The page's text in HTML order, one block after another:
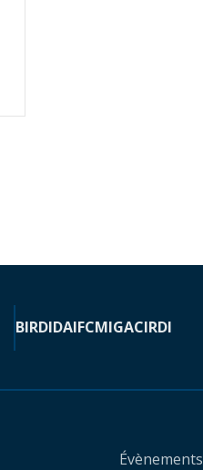
BIRDIDAIFCMIGACIRDI
Évènements